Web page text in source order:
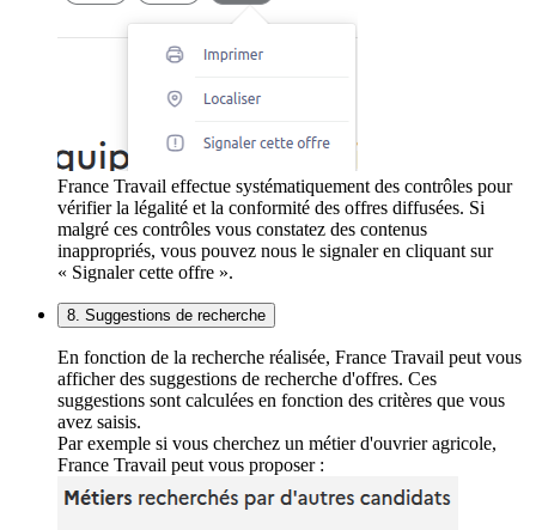
France Travail effectue systématiquement des contrôles pour
vérifier la légalité et la conformité des offres diffusées. Si
malgré ces contrôles vous constatez des contenus
inappropriés, vous pouvez nous le signaler en cliquant sur
« Signaler cette offre ».
8. Suggestions de recherche
En fonction de la recherche réalisée, France Travail peut vous
afficher des suggestions de recherche d'offres. Ces
suggestions sont calculées en fonction des critères que vous
avez saisis.
Par exemple si vous cherchez un métier d'ouvrier agricole,
France Travail peut vous proposer :